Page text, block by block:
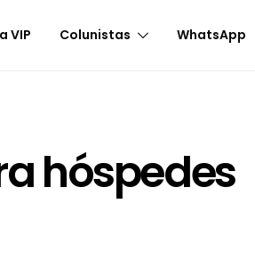
VIP Colunistas WhatsApp
hóspedes